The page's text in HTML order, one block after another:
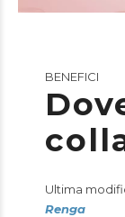
BENEFICI
Ultima
Renga